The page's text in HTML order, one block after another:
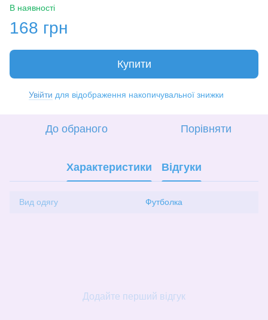
В наявності
168 грн
Купити
Увійти для відображення накопичувальної знижки
До обраного Порівняти
Характеристики Відгуки
Вид одягу Футболка
Додайте перший відгук